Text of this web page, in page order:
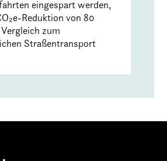
eingespart werden,
Reduktion von 80
zum
Straßentransport